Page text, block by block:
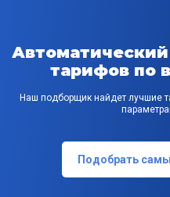
тарифов по
Наш подборщик найдет лучшие
Подобрать